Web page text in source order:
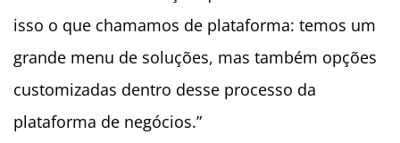
isso o que chamamos de plataforma: temos um
grande menu de soluções, mas também opções
customizadas dentro desse processo da
plataforma de negócios.”